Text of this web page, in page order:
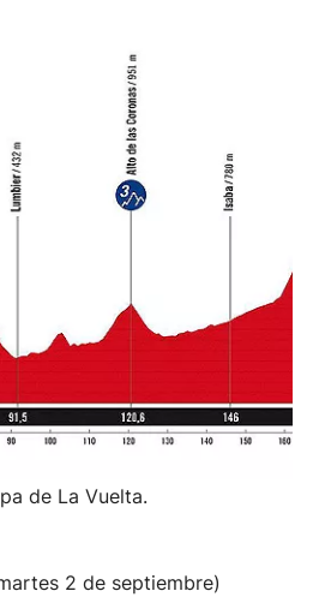
de La Vuelta.
2 de septiembre)